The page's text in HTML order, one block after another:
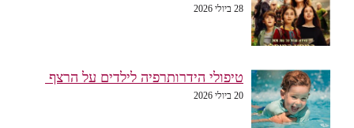
28 ביולי 2026
טיפולי הידרותרפיה לילדים על הרצף
20 ביולי 2026